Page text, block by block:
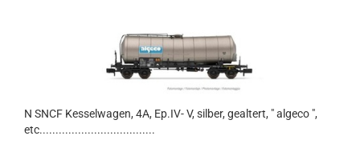
N SNCF Kesselwagen, 4A, Ep.IV- V, silber, gealtert, " algeco ",
etc....................................